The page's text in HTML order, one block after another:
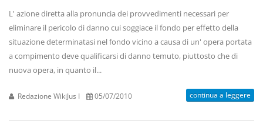
L' azione diretta alla pronuncia dei provvedimenti necessari per
eliminare il pericolo di danno cui soggiace il fondo per effetto della
situazione determinatasi nel fondo vicino a causa di un' opera portata
a compimento deve qualificarsi di danno temuto, piuttosto che di
nuova opera, in quanto il...
Redazione WikiJus I 05/07/2010 continua a leggere